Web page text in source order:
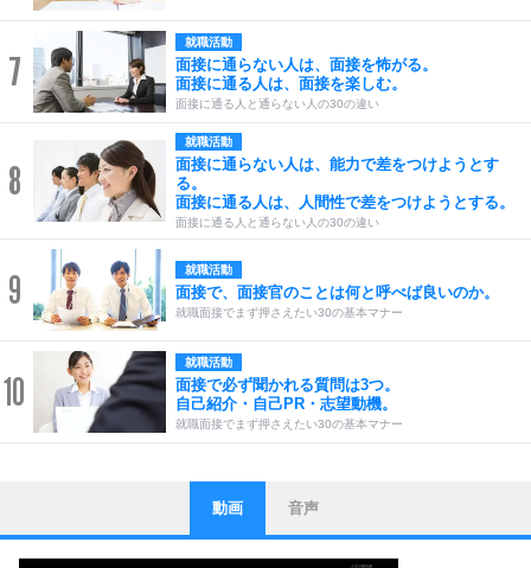
7
就職活動
面接に通らない人は、面接を怖がる。
面接に通る人は、面接を楽しむ。
面接に通る人と通らない人の30の違い
8
就職活動
面接に通らない人は、能力で差をつけようとす
る。
面接に通る人は、人間性で差をつけようとする。
面接に通る人と通らない人の30の違い
9 就職活動
面接で、面接官のことは何と呼べば良いのか。
就職面接でまず押さえたい30の基本マナー
10
就職活動
面接で必ず聞かれる質問は3つ。
自己紹介・自己PR・志望動機。
就職面接でまず押さえたい30の基本マナー
1
ストレス対策
他人と比べない。
いっそのこと、他人を見ない。
動画 音声